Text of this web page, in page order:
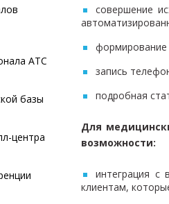
АТС
базы
центра
совершение
формирование
запись
подробная
Для
возможности: ​
интеграция с
клиентам,